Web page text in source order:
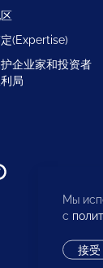
(Expertise)
企业家和投资者
局
Мы
с
接受